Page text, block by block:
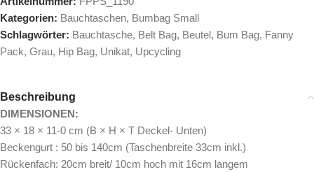
Kategorien: Bauchtaschen, Bumbag Small
Schlagwörter: Bauchtasche, Belt Bag, Beutel, Bum Bag, Fanny
Pack, Grau, Hip Bag, Unikat, Upcycling
Beschreibung
DIMENSIONEN:
33 × 18 × 11-0 cm (B × H × T Deckel- Unten)
Beckengurt : 50 bis 140cm (Taschenbreite 33cm inkl.)
Rückenfach: 20cm breit/ 10cm hoch mit 16cm langem